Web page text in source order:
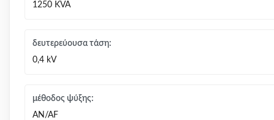
1250 KVA
δευτερεύουσα τάση:
0,4 kV
μέθοδος ψύξης:
AN/AF